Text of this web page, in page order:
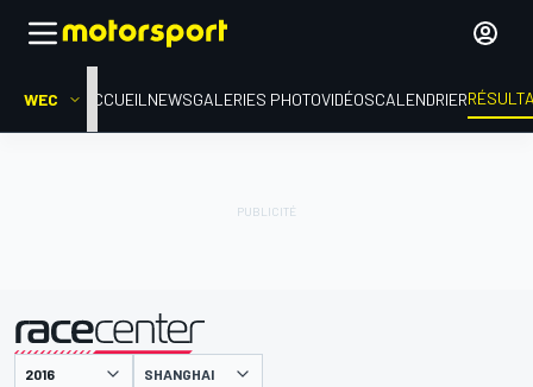
WEC ACCUEIL NEWSGALERIES PHOTOVIDÉOSCALENDRIER
présenté par SHANGHAI